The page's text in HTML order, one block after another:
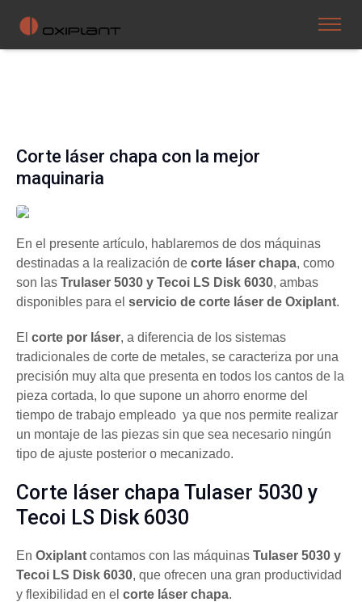
Corte láser chapa con la mejor
maquinaria
En el presente artículo, hablaremos de dos máquinas
destinadas a la realización de corte láser chapa, como
son las Trulaser 5030 y Tecoi LS Disk 6030, ambas
disponibles para el servicio de corte láser de Oxiplant.
El corte por láser, a diferencia de los sistemas
tradicionales de corte de metales, se caracteriza por una
precisión muy alta que presenta en todos los cantos de la
pieza cortada, lo que supone un ahorro enorme del
tiempo de trabajo empleado ya que nos permite realizar
un montaje de las piezas sin que sea necesario ningún
tipo de ajuste posterior o mecanizado.
Corte láser chapa Tulaser 5030 y
Tecoi LS Disk 6030
En Oxiplant contamos con las máquinas Tulaser 5030 y
Tecoi LS Disk 6030, que ofrecen una gran productividad
y flexibilidad en el corte láser chapa.